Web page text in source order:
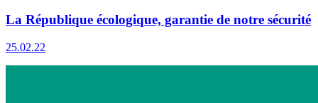
La République écologique, garantie de notre sécurité
25.02.22